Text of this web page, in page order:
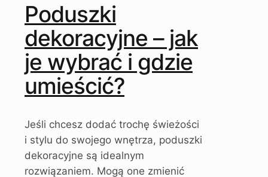
Poduszki
dekoracyjne – jak
je wybrać i gdzie
umieścić?
Jeśli chcesz dodać trochę świeżości
i stylu do swojego wnętrza, poduszki
dekoracyjne są idealnym
rozwiązaniem. Mogą one zmienić